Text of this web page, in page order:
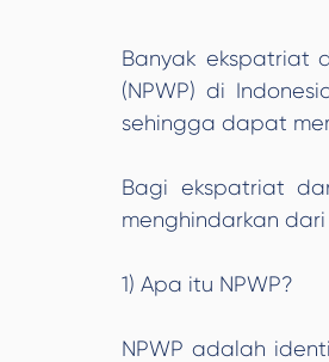
Banyak ekspatriat
(NPWP) di
sehingga dapat
Bagi ekspatriat
menghindarkan
1) Apa itu NPWP?
NPWP adalah